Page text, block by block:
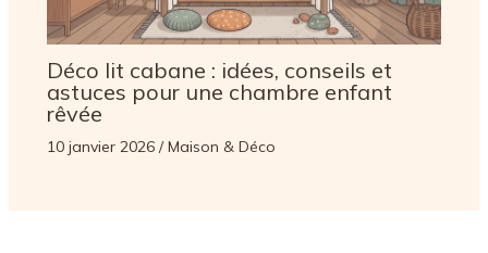
Déco lit cabane : idées, conseils et
astuces pour une chambre enfant
rêvée
10 janvier 2026 /Maison & Déco